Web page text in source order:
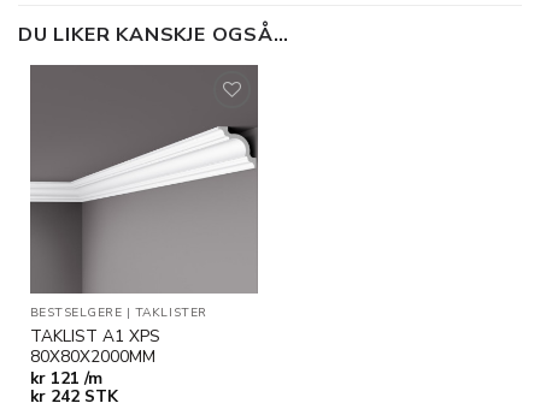
DU LIKER KANSKJE OGSÅ…
Legg til
i
ønskeliste
BESTSELGERE | TAKLISTER
TAKLIST A1 XPS
80X80X2000MM
kr121 /m
kr242 STK